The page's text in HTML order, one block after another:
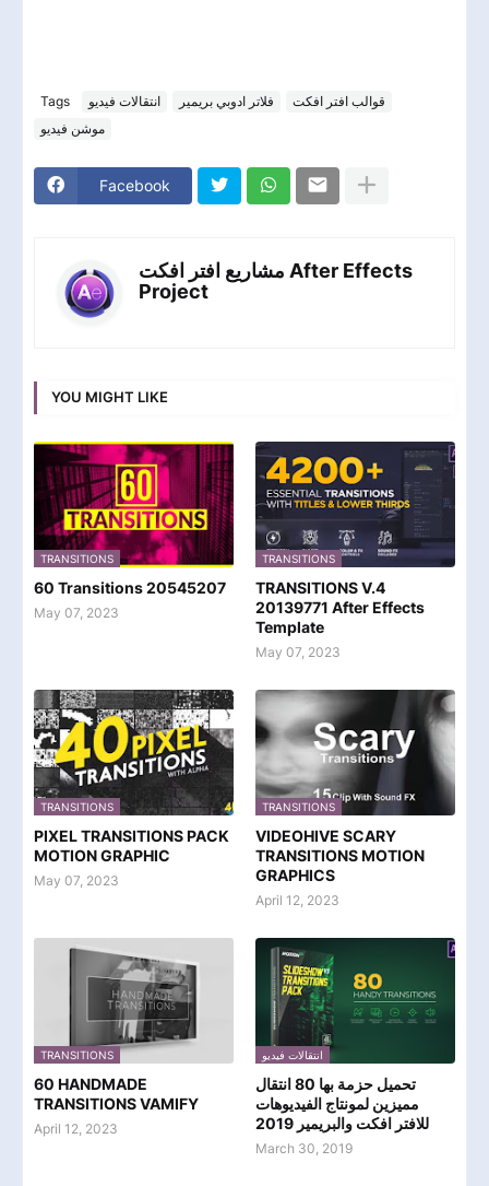
Tags انتقالات فيديو فلاتر ادوبي بريمير
قوالب افتر افكت
موشن فيديو
Facebook
مشاريع افتر افكت After Effects
Project
YOU MIGHT LIKE
TRANSITIONS
60 Transitions 20545207
May 07, 2023
TRANSITIONS
TRANSITIONS V.4
20139771 After Effects
Template
May 07, 2023
TRANSITIONS
PIXEL TRANSITIONS PACK
MOTION GRAPHIC
May 07, 2023
TRANSITIONS
VIDEOHIVE SCARY
TRANSITIONS MOTION
GRAPHICS
April 12, 2023
TRANSITIONS
60 HANDMADE
TRANSITIONS VAMIFY
April 12, 2023
انتقالات فيديو
تحميل حزمة بها 80 انتقال
مميزين لمونتاج الفيديوهات
للافتر افكت والبريمير 2019
March 30, 2019